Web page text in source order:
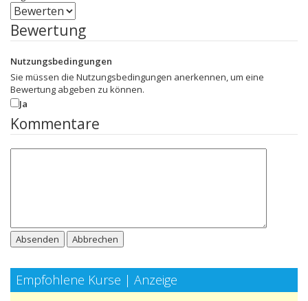
Bewertung
Nutzungsbedingungen
Sie müssen die Nutzungsbedingungen anerkennen, um eine
Bewertung abgeben zu können.
Ja
Kommentare
Absenden Abbrechen
Empfohlene Kurse | Anzeige